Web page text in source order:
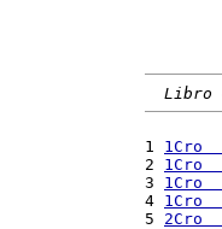
Libro
1 1Cro
2 1Cro
3 1Cro
4 1Cro
5 2Cro